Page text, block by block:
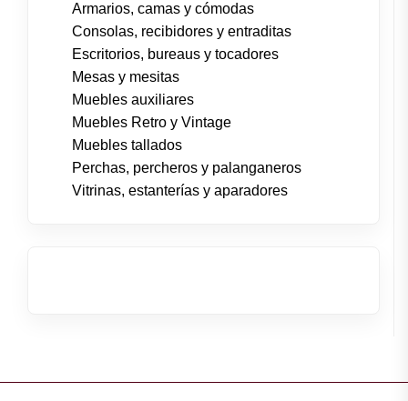
Armarios, camas y cómodas
Consolas, recibidores y entraditas
Escritorios, bureaus y tocadores
Mesas y mesitas
Muebles auxiliares
Muebles Retro y Vintage
Muebles tallados
Perchas, percheros y palanganeros
Vitrinas, estanterías y aparadores